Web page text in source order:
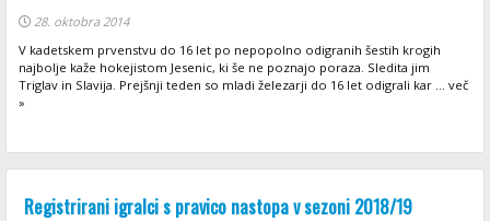
28. oktobra 2014
V kadetskem prvenstvu do 16 let po nepopolno odigranih šestih krogih
najbolje kaže hokejistom Jesenic, ki še ne poznajo poraza. Sledita jim
Triglav in Slavija. Prejšnji teden so mladi železarji do 16 let odigrali kar ... več
»
Registrirani igralci s pravico nastopa v sezoni 2018/19